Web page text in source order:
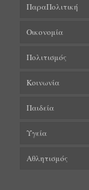
ΠαραΠολιτική
Οικονομία
Πολιτισμός
Κοινωνία
Παιδεία
Υγεία
Αθλητισμός